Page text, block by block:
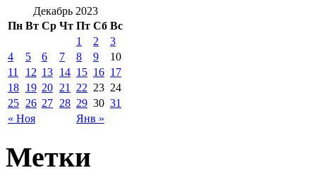
Декабрь 2023
Пн Вт Ср Чт Пт Сб Вс
« Ноя Янв »
1 2
3
4
5 6 7 8 9
10
11
12 13 14 15 16 17
18 19 20 21 22 23 24
25 26 27 28 29 30 31
Метки